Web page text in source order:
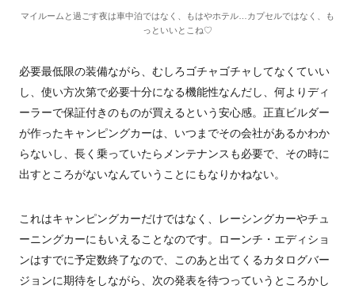
マイルームと過ごす夜は車中泊ではなく、もはやホテル…カプセルではなく、も
っといいとこね♡
必要最低限の装備ながら、むしろゴチャゴチャしてなくていい
し、使い方次第で必要十分になる機能性なんだし、何よりディ
ーラーで保証付きのものが買えるという安心感。正直ビルダー
が作ったキャンピングカーは、いつまでその会社があるかわか
らないし、長く乗っていたらメンテナンスも必要で、その時に
出すところがないなんていうことにもなりかねない。
これはキャンピングカーだけではなく、レーシングカーやチュ
ーニングカーにもいえることなのです。ローンチ・エディショ
ンはすでに予定数終了なので、このあと出てくるカタログバー
ジョンに期待をしながら、次の発表を待つっていうところかし